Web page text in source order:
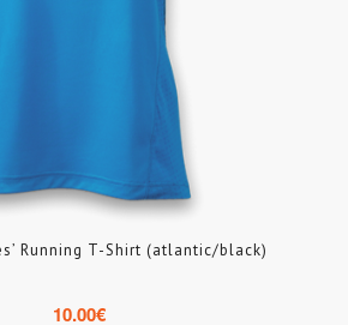
Running T-Shirt (atlantic/black)
10.00€